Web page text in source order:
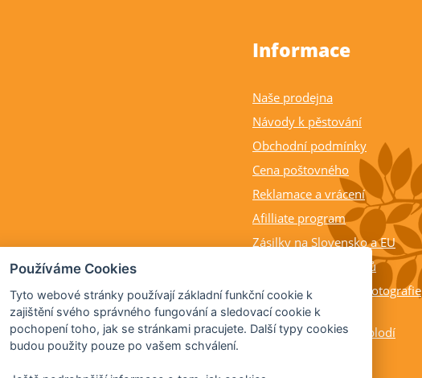
Informace
Naše prodejna
Návody k pěstování
Obchodní podmínky
Cena poštovného
Reklamace a vrácení
Afilliate program
Zásilky na Slovensko a EU
Balení rostlin a citrusů
Dostupnost, výška a fotografie
rostlin
Kdy citrusy kvetou a plodí
Používáme Cookies
Tyto webové stránky používají základní funkční cookie k
zajištění svého správného fungování a sledovací cookie k
pochopení toho, jak se stránkami pracujete. Další typy cookies
budou použity pouze po vašem schválení.